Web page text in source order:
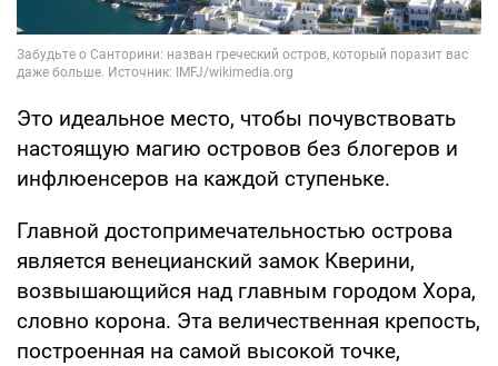
Это идеальное место, чтобы почувствовать
настоящую магию островов без блогеров и
инфлюенсеров на каждой ступеньке.
Главной достопримечательностью острова
является венецианский замок Кверини,
возвышающийся над главным городом Хора,
словно корона. Эта величественная крепость,
построенная на самой высокой точке,